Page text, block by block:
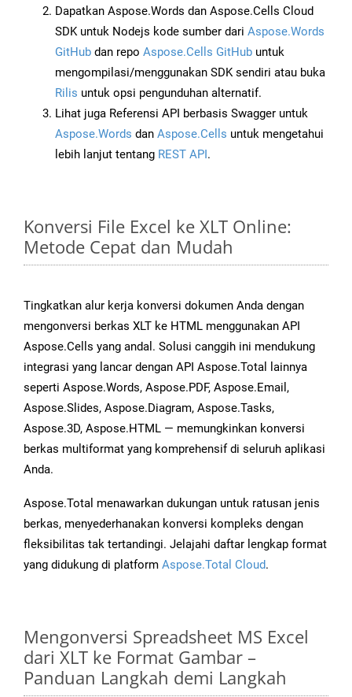
Dapatkan Aspose.Words dan Aspose.Cells Cloud
SDK untuk Nodejs kode sumber dari Aspose.Words
GitHub dan repo Aspose.Cells GitHub untuk
mengompilasi/menggunakan SDK sendiri atau buka
Rilis untuk opsi pengunduhan alternatif.
Lihat juga Referensi API berbasis Swagger untuk
Aspose.Words dan Aspose.Cells untuk mengetahui
lebih lanjut tentang REST API.
Konversi File Excel ke XLT Online:
Metode Cepat dan Mudah
Tingkatkan alur kerja konversi dokumen Anda dengan
mengonversi berkas XLT ke HTML menggunakan API
Aspose.Cells yang andal. Solusi canggih ini mendukung
integrasi yang lancar dengan API Aspose.Total lainnya
seperti Aspose.Words, Aspose.PDF, Aspose.Email,
Aspose.Slides, Aspose.Diagram, Aspose.Tasks,
Aspose.3D, Aspose.HTML — memungkinkan konversi
berkas multiformat yang komprehensif di seluruh aplikasi
Anda.
Aspose.Total menawarkan dukungan untuk ratusan jenis
berkas, menyederhanakan konversi kompleks dengan
fleksibilitas tak tertandingi. Jelajahi daftar lengkap format
yang didukung di platform Aspose.Total Cloud.
Mengonversi Spreadsheet MS Excel
dari XLT ke Format Gambar –
Panduan Langkah demi Langkah